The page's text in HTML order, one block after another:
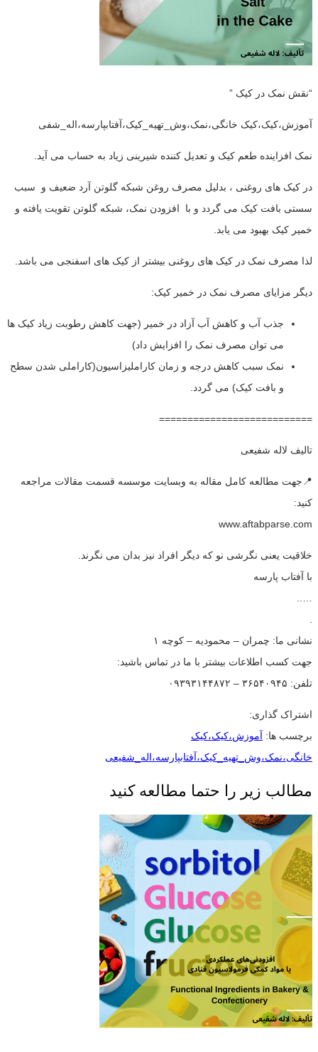
“نقش نمک در کیک ”
آموزش،کیک،کیک خانگی،نمک،وش_تهیه_کیک،آفتابپارسه،اله_شفی
نمک افزاینده طعم کیک و تعدیل کننده شیرینی زیاد به حساب می آید.
در کیک های روغنی ، بدلیل مصرف روغن شبکه گلوتن آرد ضعیف و سبب
سستی بافت کیک می گردد و با افزودن نمک، شبکه گلوتن تقویت یافته و
خمیر کیک بهبود می یابد.
لذا مصرف نمک در کیک های روغنی بیشتر از کیک های اسفنجی می باشد.
دیگر مزایای مصرف نمک در خمیر کیک:
جذب آب و کاهش آب آزاد در خمیر (جهت کاهش رطوبت زیاد کیک ها
می توان مصرف نمک را افزایش داد)
نمک سبب کاهش درجه و زمان کاراملیزاسیون(کاراملی شدن سطح
و بافت کیک) می گردد.
===========================
تالیف لاله شفیعی
📍جهت مطالعه کامل مقاله به وبسایت موسسه قسمت مقالات مراجعه
کنید:
www.aftabparse.com
خلاقیت یعنی نگرشی نو که دیگر افراد نیز بدان می نگرند.
با آفتاب پارسه
نشانی ما: چمران – محمودیه – کوچه ۱
جهت کسب اطلاعات بیشتر با ما در تماس باشید:
تلفن: ۳۶۵۴۰۹۴۵ – ۰۹۳۹۳۱۴۴۸۷۲
اشتراک گذاری:
برچسب ها: آموزش،کیک،کیک
خانگی،نمک،وش_تهیه_کیک،آفتابپارسه،اله_شفیعی
مطالب زیر را حتما مطالعه کنید